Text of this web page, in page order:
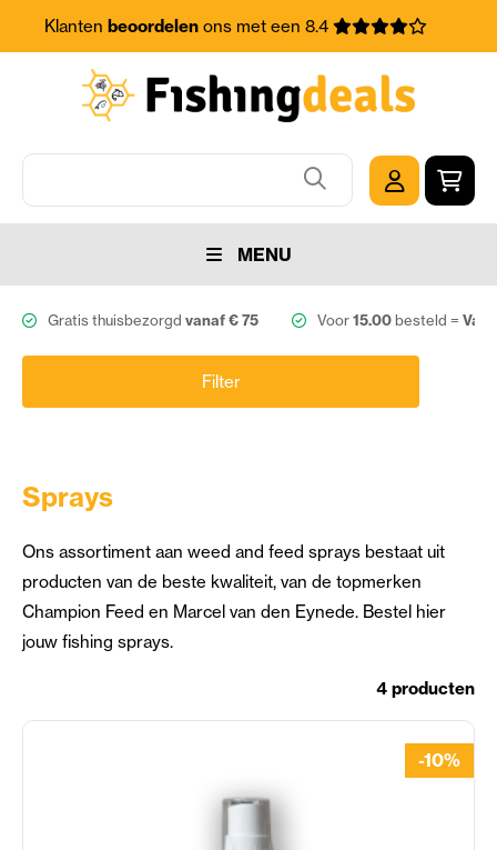
Klanten beoordelenons met een 8.4
MENU
Gratis thuisbezorgd vanaf € 75 Voor15.00besteld =
Filter
Sprays
Ons assortiment aan weed and feed sprays bestaat uit
producten van de beste kwaliteit, van de topmerken
Champion Feed en Marcel van den Eynede. Bestel hier
jouw fishing sprays.
4 producten
-10%